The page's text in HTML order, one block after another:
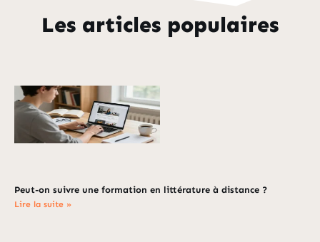
Les articles populaires
Peut-on suivre une formation en littérature à distance ?
Lire la suite »